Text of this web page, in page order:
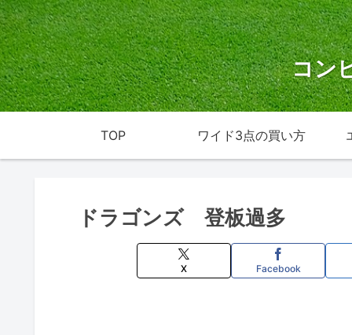
コン
TOP ワイド3点の買い方
ドラゴンズ 登板過多
X Facebook